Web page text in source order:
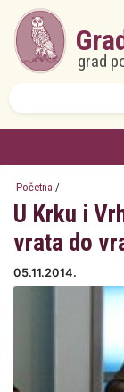
Skoči na glavni
grad
Početna /
U Krku i
vrata do
05.11.2014.